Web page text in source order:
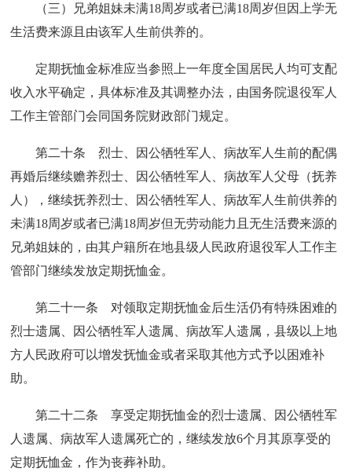
（三）兄弟姐妹未满18周岁或者已满18周岁但因上学无
生活费来源且由该军人生前供养的。
定期抚恤金标准应当参照上一年度全国居民人均可支配
收入水平确定，具体标准及其调整办法，由国务院退役军人
工作主管部门会同国务院财政部门规定。
第二十条 烈士、因公牺牲军人、病故军人生前的配偶
再婚后继续赡养烈士、因公牺牲军人、病故军人父母（抚养
人），继续抚养烈士、因公牺牲军人、病故军人生前供养的
未满18周岁或者已满18周岁但无劳动能力且无生活费来源的
兄弟姐妹的，由其户籍所在地县级人民政府退役军人工作主
管部门继续发放定期抚恤金。
第二十一条 对领取定期抚恤金后生活仍有特殊困难的
烈士遗属、因公牺牲军人遗属、病故军人遗属，县级以上地
方人民政府可以增发抚恤金或者采取其他方式予以困难补
助。
第二十二条 享受定期抚恤金的烈士遗属、因公牺牲军
人遗属、病故军人遗属死亡的，继续发放6个月其原享受的
定期抚恤金，作为丧葬补助。